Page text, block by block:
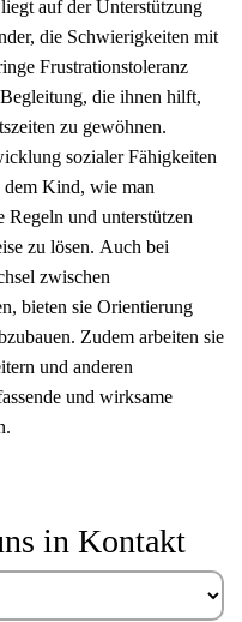
auf der Unterstützung
die Schwierigkeiten mit
Frustrationstoleranz
die ihnen hilft,
zu gewöhnen.
sozialer Fähigkeiten
dem Kind, wie man
und unterstützen
zu lösen. Auch bei
zwischen
bieten sie Orientierung
Zudem arbeiten sie
und anderen
und wirksame
in Kontakt